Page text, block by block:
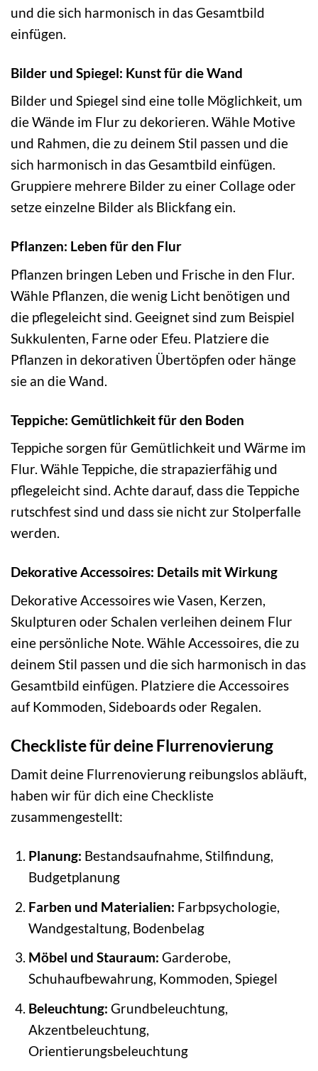
und die sich harmonisch in das Gesamtbild
einfügen.
Bilder und Spiegel: Kunst für die Wand
Bilder und Spiegel sind eine tolle Möglichkeit, um
die Wände im Flur zu dekorieren. Wähle Motive
und Rahmen, die zu deinem Stil passen und die
sich harmonisch in das Gesamtbild einfügen.
Gruppiere mehrere Bilder zu einer Collage oder
setze einzelne Bilder als Blickfang ein.
Pflanzen: Leben für den Flur
Pflanzen bringen Leben und Frische in den Flur.
Wähle Pflanzen, die wenig Licht benötigen und
die pflegeleicht sind. Geeignet sind zum Beispiel
Sukkulenten, Farne oder Efeu. Platziere die
Pflanzen in dekorativen Übertöpfen oder hänge
sie an die Wand.
Teppiche: Gemütlichkeit für den Boden
Teppiche sorgen für Gemütlichkeit und Wärme im
Flur. Wähle Teppiche, die strapazierfähig und
pflegeleicht sind. Achte darauf, dass die Teppiche
rutschfest sind und dass sie nicht zur Stolperfalle
werden.
Dekorative Accessoires: Details mit Wirkung
Dekorative Accessoires wie Vasen, Kerzen,
Skulpturen oder Schalen verleihen deinem Flur
eine persönliche Note. Wähle Accessoires, die zu
deinem Stil passen und die sich harmonisch in das
Gesamtbild einfügen. Platziere die Accessoires
auf Kommoden, Sideboards oder Regalen.
Checkliste für deine Flurrenovierung
Damit deine Flurrenovierung reibungslos abläuft,
haben wir für dich eine Checkliste
zusammengestellt:
Planung: Bestandsaufnahme, Stilfindung,
Budgetplanung
Farben und Materialien: Farbpsychologie,
Wandgestaltung, Bodenbelag
Möbel und Stauraum: Garderobe,
Schuhaufbewahrung, Kommoden, Spiegel
Beleuchtung: Grundbeleuchtung,
Akzentbeleuchtung,
Orientierungsbeleuchtung